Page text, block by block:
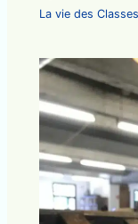
La vie des Classes